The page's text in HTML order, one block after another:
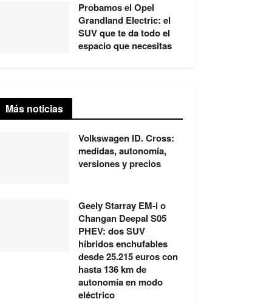
Probamos el Opel
Grandland Electric: el
SUV que te da todo el
espacio que necesitas
Más noticias
Volkswagen ID. Cross:
medidas, autonomía,
versiones y precios
Geely Starray EM-i o
Changan Deepal S05
PHEV: dos SUV
híbridos enchufables
desde 25.215 euros con
hasta 136 km de
autonomía en modo
eléctrico